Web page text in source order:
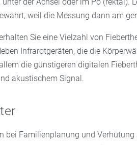
der Achsel oder im Po (rektal).
weil die Messung dann am
Sie eine Vielzahl von
Infrarotgeräten, die die
die günstigeren digitalen
akustischem Signal.
bei Familienplanung und